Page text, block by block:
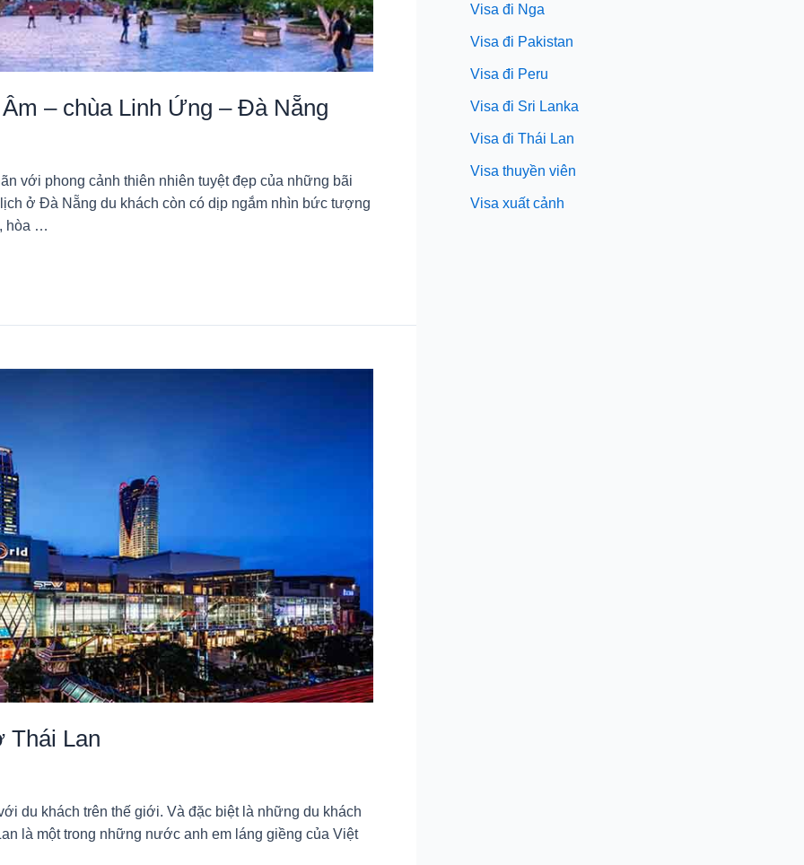
– chùa Linh Ứng – Đà Nẵng
với phong cảnh thiên nhiên tuyệt đẹp của những bãi
ở Đà Nẵng du khách còn có dịp ngắm nhìn bức tượng
hòa …
Thái Lan
du khách trên thế giới. Và đặc biệt là những du khách
là một trong những nước anh em láng giềng của Việt
Visa đi Nga
Visa đi Pakistan
Visa đi Peru
Visa đi Sri Lanka
Visa đi Thái Lan
Visa thuyền viên
Visa xuất cảnh